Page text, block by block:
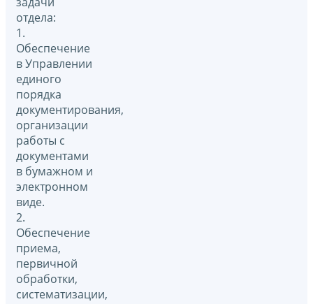
отдела:
1.
Обеспечение
в Управлении
единого
порядка
документирования,
организации
работы с
документами
в бумажном и
электронном
виде.
2.
Обеспечение
приема,
первичной
обработки,
систематизации,